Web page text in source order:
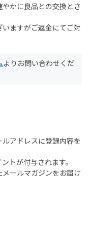
かに良品との交換とさ
ますがご返金にてご対
よりお問い合わせくだ
アドレスに登録内容を
トが付与されます。
ールマガジンをお届け